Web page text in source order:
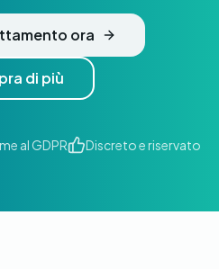
ora
di più
al GDPR Discreto e riservato